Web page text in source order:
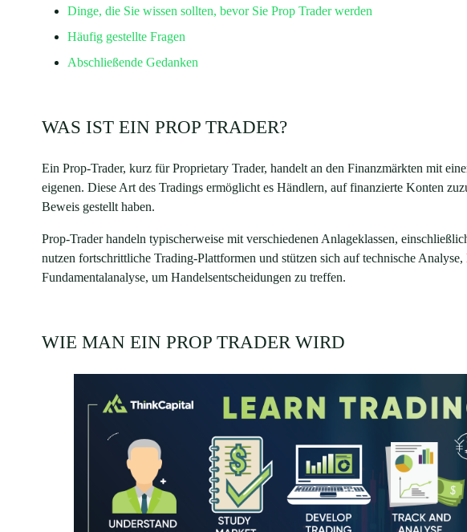
Dinge, die Sie wissen sollten, bevor Sie Prop Trader werden
Häufig gestellte Fragen
Abschließende Gedanken
WAS IST EIN PROP TRADER?
Ein Prop-Trader, kurz für Proprietary Trader, handelt an den Finanzmärkten mit
eigenen. Diese Art des Tradings ermöglicht es Händlern, auf finanzierte Konten
Beweis gestellt haben.
Prop-Trader handeln typischerweise mit verschiedenen Anlageklassen,
nutzen fortschrittliche Trading-Plattformen und stützen sich auf technische
Fundamentalanalyse, um Handelsentscheidungen zu treffen.
WIE MAN EIN PROP TRADER WIRD